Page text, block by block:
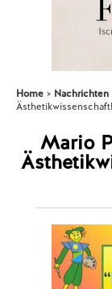
Home Nachrichten
Mario